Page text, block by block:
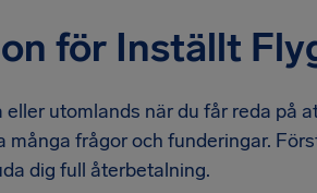
för Inställt
utomlands när du får reda på
många frågor och funderingar.
dig full återbetalning.